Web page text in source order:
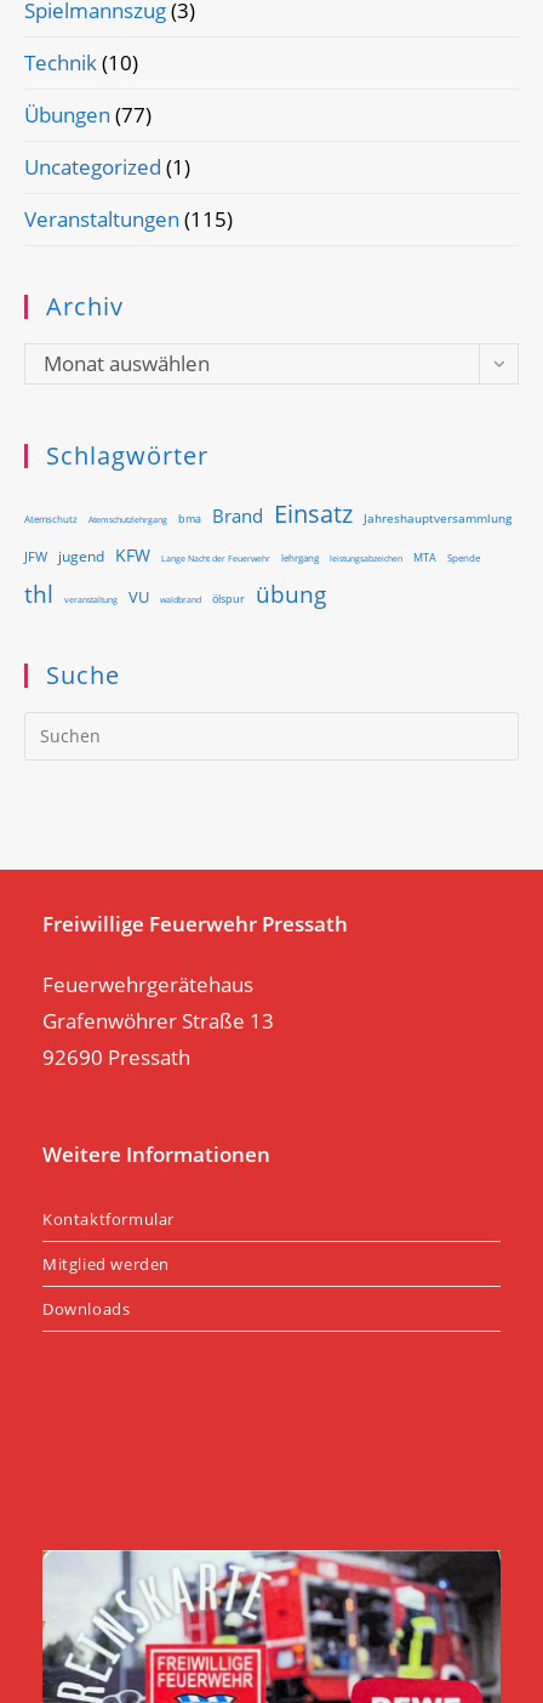
Spielmannszug(3)
Technik(10)
Übungen (77)
Uncategorized (1)
Veranstaltungen (115)
Archiv
Archiv
Monat auswählen
Schlagwörter
Atemschutz Atemschutzlehrgang bma Brand Einsatz Jahreshauptversammlung
JFW jugend KFW Lange Nacht der Feuerwehr lehrgang leistungsabzeichen MTA Spende
thl veranstaltung VU waldbrand ölspur übung
Suche
Freiwillige Feuerwehr Pressath
Feuerwehrgerätehaus
Grafenwöhrer Straße 13
92690 Pressath
Weitere Informationen
Kontaktformular
Mitglied werden
Downloads